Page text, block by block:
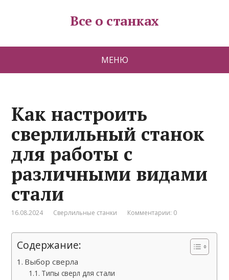
Все о станках
МЕНЮ
Как настроить
сверлильный станок
для работы с
различными видами
стали
16.08.2024 Сверлильные станки Комментарии: 0
Содержание:
Выбор сверла
Типы сверл для стали